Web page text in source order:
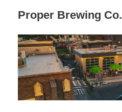
Proper Brewing Co.